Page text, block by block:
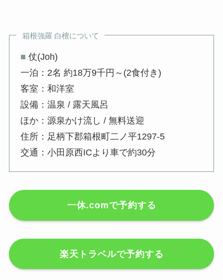
箱根強羅 白檀について
■ 仗(Joh)
一泊：2名 約18万9千円～(2食付き)
客室：和洋室
設備：温泉 / 露天風呂
ほか：源泉かけ流し / 無料送迎
住所：足柄下郡箱根町二ノ平1297-5
交通：小田原西ICより車で約30分
一休.comで予約する
楽天トラベルで予約する